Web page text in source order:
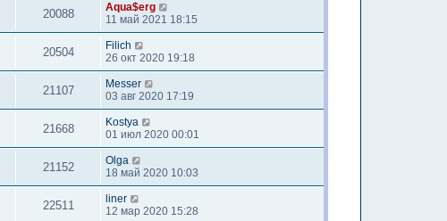
20088
Aqua$erg
11 май 2021 18:15
20504
Filich
26 окт 2020 19:18
21107
Messer
03 авг 2020 17:19
21668
Kostya
01 июл 2020 00:01
21152
Olga
18 май 2020 10:03
22511
liner
12 мар 2020 15:28